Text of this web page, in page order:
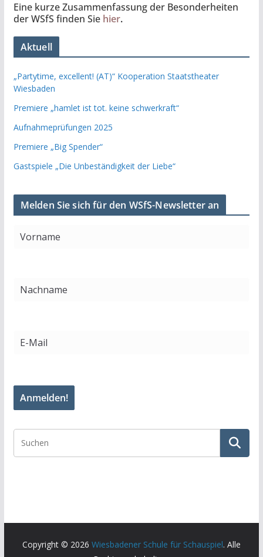
Eine kurze Zusammenfassung der Besonderheiten
der WSfS finden Sie hier.
Aktuell
„Partytime, excellent! (AT)“ Kooperation Staatstheater
Wiesbaden
Premiere „hamlet ist tot. keine schwerkraft“
Aufnahmeprüfungen 2025
Premiere „Big Spender“
Gastspiele „Die Unbeständigkeit der Liebe“
Melden Sie sich für den WSfS-Newsletter an
Copyright © 2026 Wiesbadener Schule für Schauspiel. Alle